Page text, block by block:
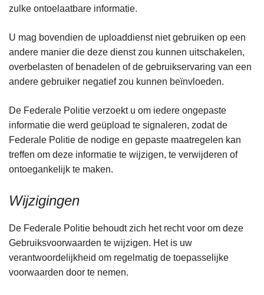
zulke ontoelaatbare informatie.
U mag bovendien de uploaddienst niet gebruiken op een
andere manier die deze dienst zou kunnen uitschakelen,
overbelasten of benadelen of de gebruikservaring van een
andere gebruiker negatief zou kunnen beïnvloeden.
De Federale Politie verzoekt u om iedere ongepaste
informatie die werd geüpload te signaleren, zodat de
Federale Politie de nodige en gepaste maatregelen kan
treffen om deze informatie te wijzigen, te verwijderen of
ontoegankelijk te maken.
Wijzigingen
De Federale Politie behoudt zich het recht voor om deze
Gebruiksvoorwaarden te wijzigen. Het is uw
verantwoordelijkheid om regelmatig de toepasselijke
voorwaarden door te nemen.